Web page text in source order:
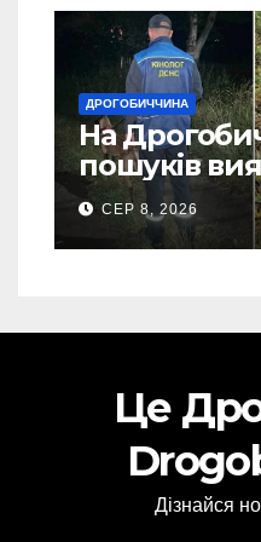
ДРОГОБИЧЧИНА
На
пошуків
зниклого
СЕР 8, 2026
Це
Дізнайся